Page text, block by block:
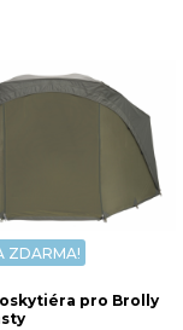
uzavíratelné
nebo
jako je: Fox,
ZDARMA!
pro Brolly